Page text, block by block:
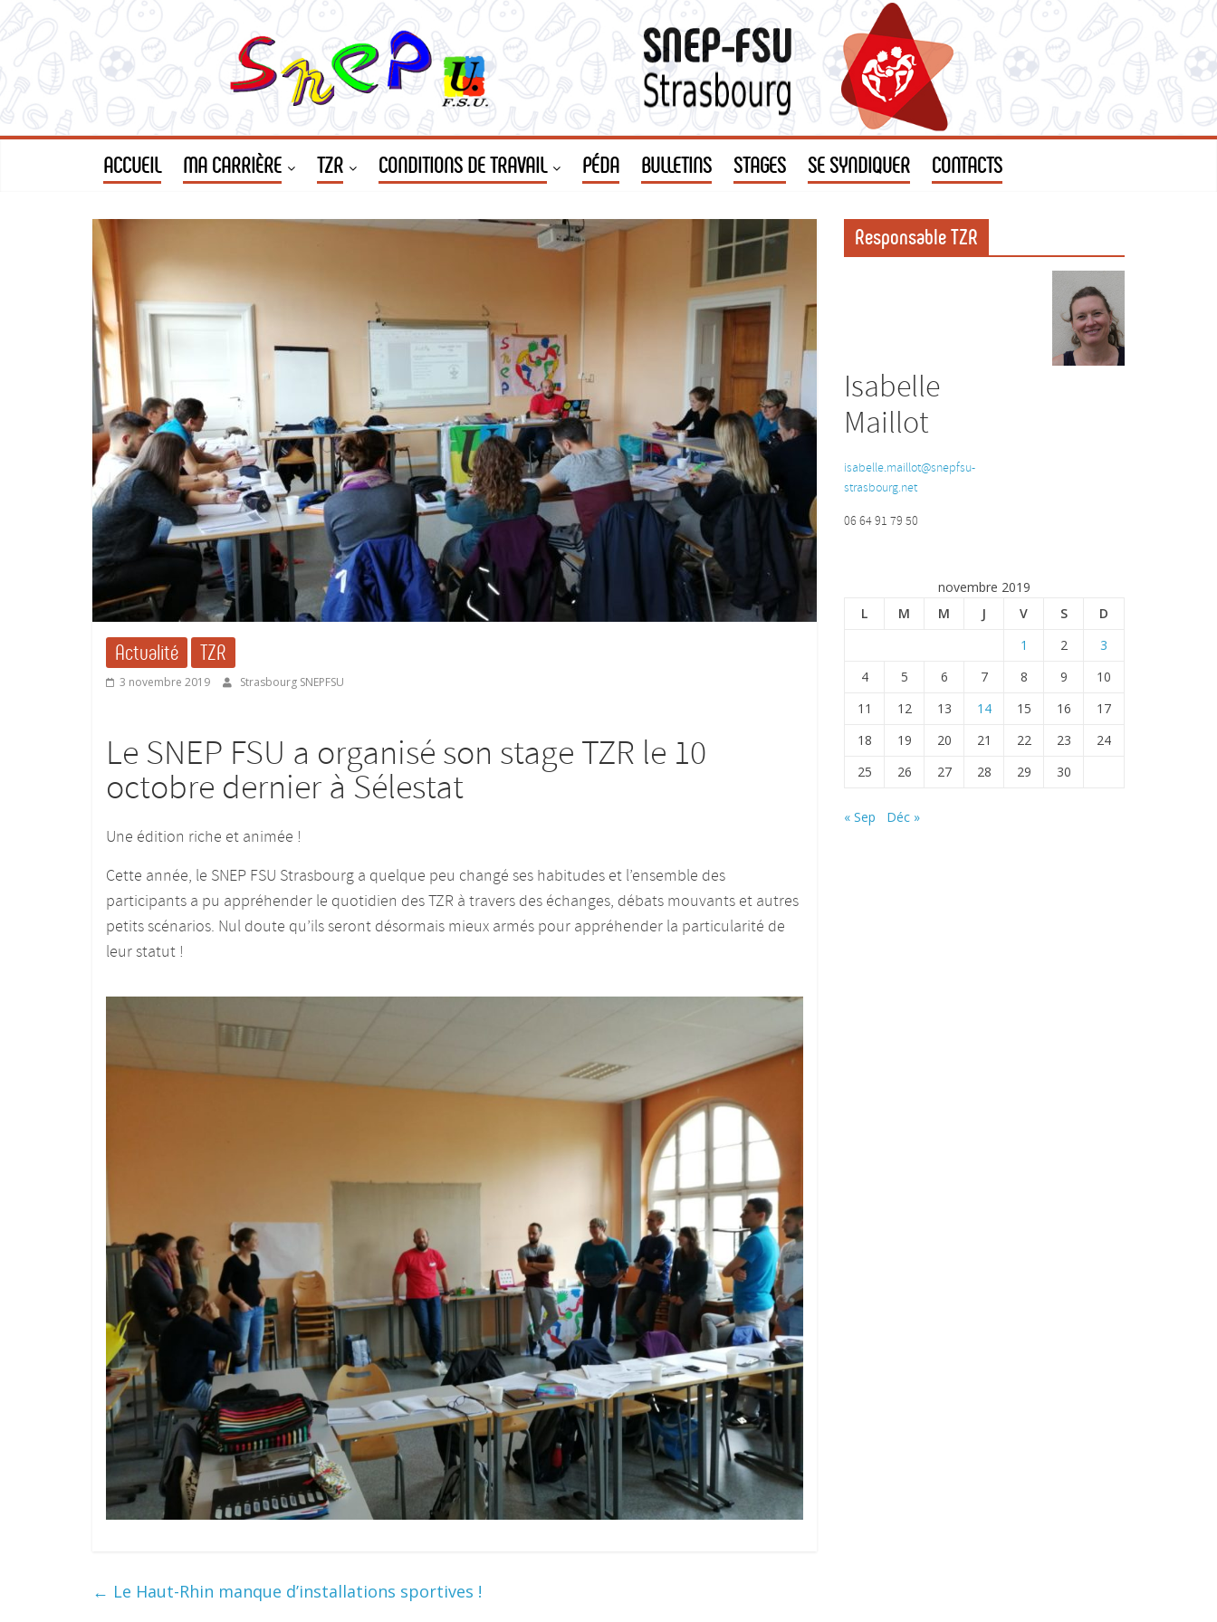
ACCUEIL MA CARRIÈRE TZR CONDITIONS DE TRAVAIL PÉDA BULLETINS STAGES SE SYNDIQUER CONTACTS
Actualité TZR
3 novembre 2019 Strasbourg SNEPFSU
Le SNEP FSU a organisé son stage TZR le 10
octobre dernier à Sélestat
Une édition riche et animée !
Cette année, le SNEP FSU Strasbourg a quelque peu changé ses habitudes et l’ensemble des
participants a pu appréhender le quotidien des TZR à travers des échanges, débats mouvants et autres
petits scénarios. Nul doute qu’ils seront désormais mieux armés pour appréhender la particularité de
leur statut !
← Le Haut-Rhin manque d’installations sportives !
Responsable TZR
Isabelle
Maillot
isabelle.maillot@snepfsu-
strasbourg.net
06 64 91 79 50
novembre 2019
L
M M J V S
D
1
2
3
4
5 6 7 8 9
10
11
12 13 14 15 16
17
18
19 20 21 22 23
24
25
26 27 28 29 30
« Sep Déc »